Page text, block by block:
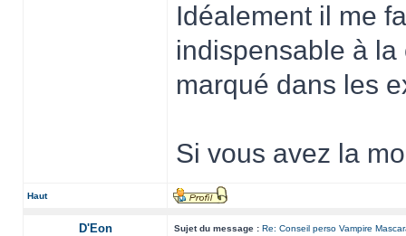
Idéalement il me
indispensable à
marqué dans les
Si vous avez la
Haut
D'Eon Sujet du message : Re: Conseil perso Vampire